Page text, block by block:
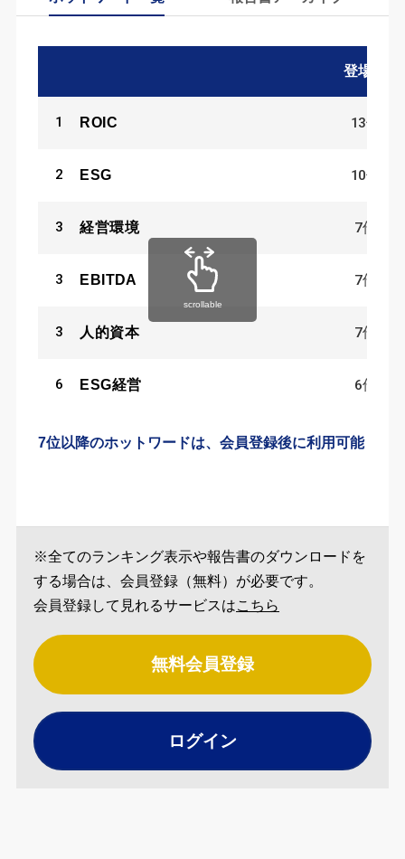
登場数
1 ROIC 13件
2 ESG 10件
3 経営環境 7件
3 EBITDA 7件
3 人的資本 7件
6 ESG経営 6件
7位以降のホットワードは、会員登録後に利用可能
scrollable
※全てのランキング表示や報告書のダウンロードを
する場合は、会員登録（無料）が必要です。
会員登録して見れるサービスはこちら
無料会員登録
ログイン